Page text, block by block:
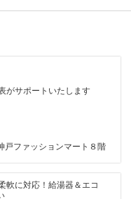
がサポートいたします
戸ファッションマート８階
軟に対応！給湯器＆エコ